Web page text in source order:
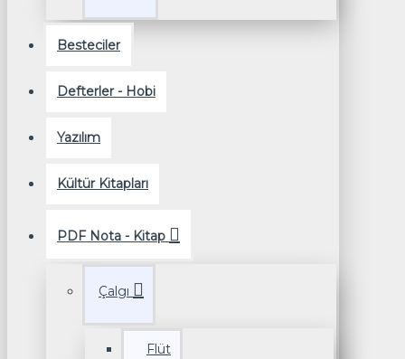
Besteciler
Defterler - Hobi
Yazılım
Kültür Kitapları
PDF Nota - Kitap
Çalgı
Flüt